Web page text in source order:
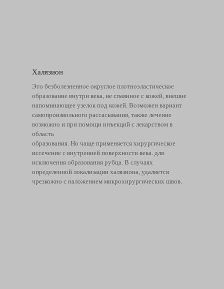
Халязион
Это безболезненное округлое плотноэластическое
образование внутри века, не спаянное с кожей, внешне
напоминающее узелок под кожей. Возможен вариант
самопроизвольного рассасывания, также лечение
возможно и при помощи инъекций с лекарством в
область
образования. Но чаще применяется хирургическое
иссечение с внутренней поверхности века. для
исключения образования рубца. В случаях
определенной локализации халязиона, удаляется
чрезкожно с наложением микрохирургических швов.